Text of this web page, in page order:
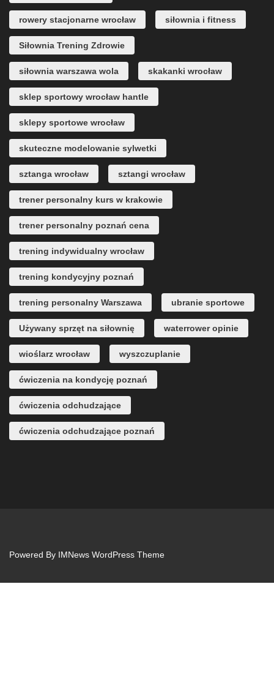
rowery stacjonarne wrocław siłownia i fitness
Siłownia Trening Zdrowie
siłownia warszawa wola skakanki wrocław
sklep sportowy wrocław hantle
sklepy sportowe wrocław
skuteczne modelowanie sylwetki
sztanga wrocław sztangi wrocław
trener personalny kurs w krakowie
trener personalny poznań cena
trening indywidualny wrocław
trening kondycyjny poznań
trening personalny Warszawa ubranie sportowe
Używany sprzęt na siłownię waterrower opinie
wioślarz wrocław wyszczuplanie
ćwiczenia na kondycję poznań
ćwiczenia odchudzające
ćwiczenia odchudzające poznań
Powered By IMNews WordPress Theme